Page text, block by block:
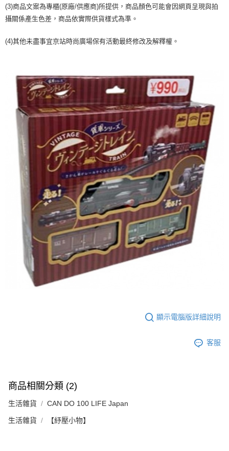
【注意事項】
1.本服務係由「台灣大哥大股份有限公司」（以下簡稱本公司）所提供，讓
買賣價金債權讓與本公司後，依約使用本公司帳單繳交帳款。
2.基於同意付款使用「大哥付你分期」之契約關係目的，商店將以您的個人
3.完整用戶服務條款，請詳閱以下連結：https://oppay.tw/userRule
３．收到繳費通知簡訊後14天內，點擊此簡訊中的連結，可透過四大超商／
ATM／網路銀行／等多元方式進行付款，方視為交易完成。
※ 請注意：結帳手續完成當下不需立刻繳費，但若您需要取消訂單，請聯絡
後付繳納相關費用。
【注意事項】
１．透過由恩沛科技股份有限公司提供之「AFTEE先享後付」服務完成之交
易，需依本服務之必要範圍內提供個人資料，並將交易相關給付款項請求債
權轉讓予恩沛科技股份有限公司。
２．關於個人資料處理事宜，請瀏覽以下網址：
https://aftee.tw/terms/#terms3
３．未成年的使用者請事先徵得法定代理人或監護人之同意方可使用
「AFTEE先享後付」，若未經同意申辦者引起之損失，本公司不負相關責
４．使用「AFTEE先享後付」時，將依據個別帳號之用戶狀況，依本公司即
時審查核予不同之上限額度；若仍有額度不足之情形，本公司將視審查結果
請求用戶進行身份認證。
５．嚴禁一人註冊多個帳號或使用他人資訊註冊。若發現惡意使用之情形，
恩沛科技股份有限公司將有權停止該用戶之使用額度並採取法律行動。
宅配
免運費
(3)商品文案為專櫃(原廠/供應商)所提供，商品顏色可能會因網頁呈現與拍
攝關係產生色差，商品依實際供貨樣式為準。
(4)其他未盡事宜京站時尚廣場保有活動最終修改及解釋權。
顯示電腦版詳細說明
客服
商品相關分類 (2)
生活雜貨 CAN DO 100 LIFE Japan
生活雜貨 【紓壓小物】